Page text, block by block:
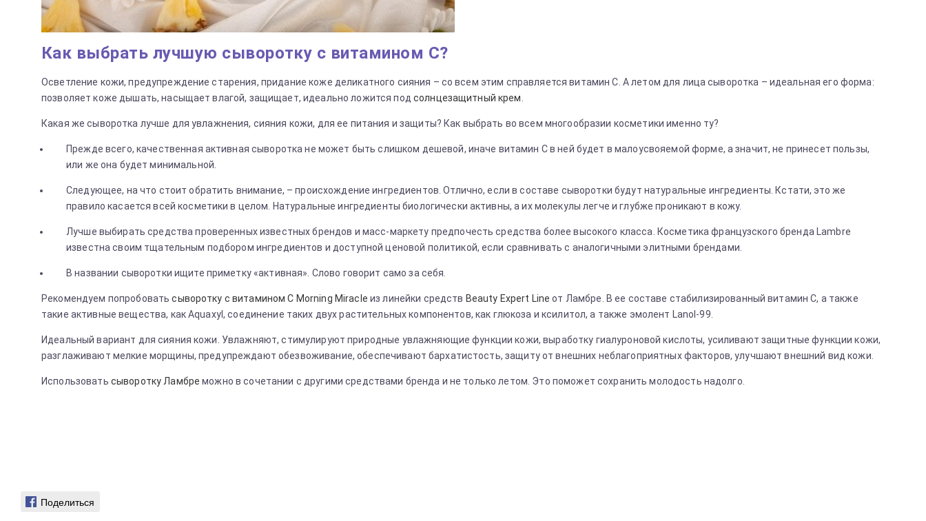
Как выбрать лучшую сыворотку с витамином С?
Осветление кожи, предупреждение старения, придание коже деликатного сияния – со всем этим справляется витамин С. А летом для лица сыворотка – идеальная его форма:
позволяет коже дышать, насыщает влагой, защищает, идеально ложится под солнцезащитный крем.
Какая же сыворотка лучше для увлажнения, сияния кожи, для ее питания и защиты? Как выбрать во всем многообразии косметики именно ту?
Прежде всего, качественная активная сыворотка не может быть слишком дешевой, иначе витамин С в ней будет в малоусвояемой форме, а значит, не принесет пользы,
или же она будет минимальной.
Следующее, на что стоит обратить внимание, – происхождение ингредиентов. Отлично, если в составе сыворотки будут натуральные ингредиенты. Кстати, это же
правило касается всей косметики в целом. Натуральные ингредиенты биологически активны, а их молекулы легче и глубже проникают в кожу.
Лучше выбирать средства проверенных известных брендов и масс-маркету предпочесть средства более высокого класса. Косметика французского бренда Lambre
известна своим тщательным подбором ингредиентов и доступной ценовой политикой, если сравнивать с аналогичными элитными брендами.
В названии сыворотки ищите приметку «активная». Слово говорит само за себя.
Рекомендуем попробоватьсыворотку с витамином С Morning Miracle из линейки средств Beauty Expert Line от Ламбре. В ее составе стабилизированный витамин С, а также
такие активные вещества, как Aquaxyl, соединение таких двух растительных компонентов, как глюкоза и ксилитол, а также эмолент Lanol-99.
Идеальный вариант для сияния кожи. Увлажняют, стимулируют природные увлажняющие функции кожи, выработку гиалуроновой кислоты, усиливают защитные функции кожи,
разглаживают мелкие морщины, предупреждают обезвоживание, обеспечивают бархатистость, защиту от внешних неблагоприятных факторов, улучшают внешний вид кожи.
Использовать сыворотку Ламбре можно в сочетании с другими средствами бренда и не только летом. Это поможет сохранить молодость надолго.
Поделиться